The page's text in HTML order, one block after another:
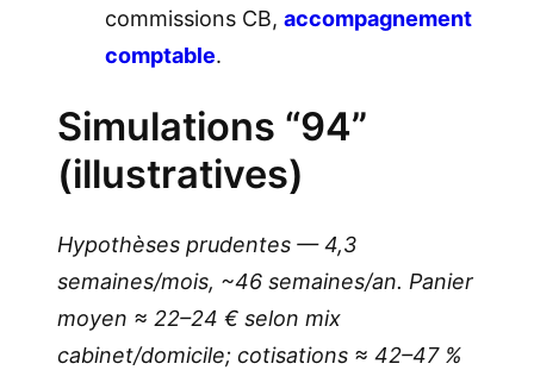
commissions CB, accompagnement
comptable.
Simulations “94”
(illustratives)
Hypothèses prudentes — 4,3
semaines/mois, ~46 semaines/an. Panier
moyen ≈ 22–24 € selon mix
cabinet/domicile; cotisations ≈ 42–47 %